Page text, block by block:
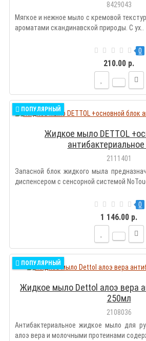
8429043
Мягкое и нежное мыло с кремовой
ароматами скандинавской природы. С ух..
0
210.00 р.
ПОПУЛЯРНЫЙ
Жидкое мыло DETTOL
2111401
Запасной блок жидкого мыла
диспенсером с сенсорной системой
0
1 146.00 р.
ПОПУЛЯРНЫЙ
Жидкое мыло Dettol алоэ вера
250мл
2108036
Антибактериальное жидкое мыло для
алоэ вера и молочными протеинами